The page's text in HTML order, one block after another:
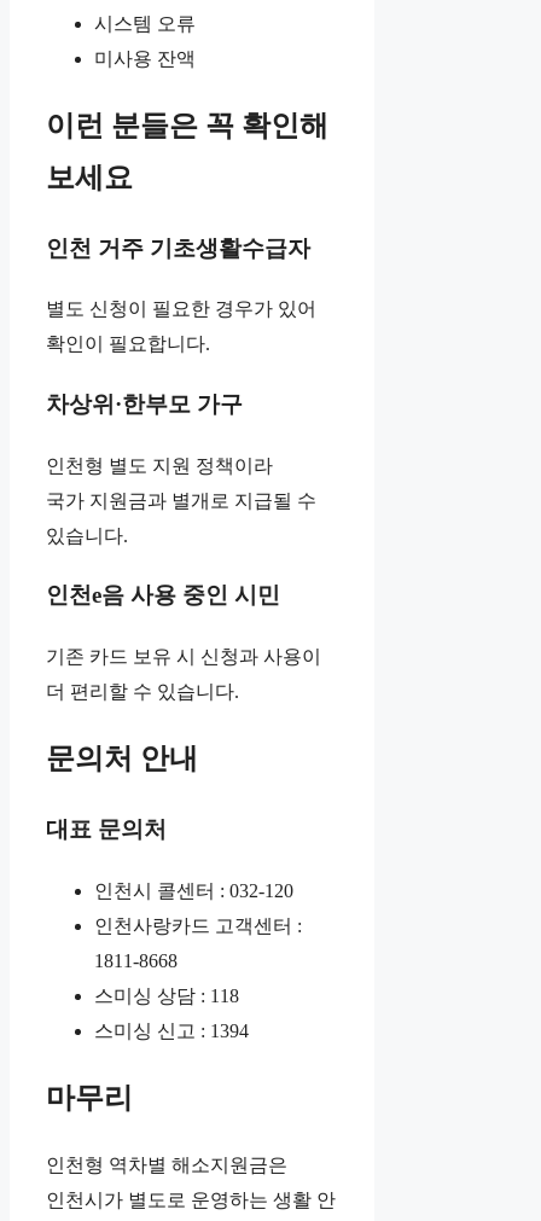
시스템 오류
미사용 잔액
이런 분들은 꼭 확인해
보세요
인천 거주 기초생활수급자
별도 신청이 필요한 경우가 있어
확인이 필요합니다.
차상위·한부모 가구
인천형 별도 지원 정책이라
국가 지원금과 별개로 지급될 수
있습니다.
인천e음 사용 중인 시민
기존 카드 보유 시 신청과 사용이
더 편리할 수 있습니다.
문의처 안내
대표 문의처
인천시 콜센터 : 032-120
인천사랑카드 고객센터 :
1811-8668
스미싱 상담 : 118
스미싱 신고 : 1394
마무리
인천형 역차별 해소지원금은
인천시가 별도로 운영하는 생활 안